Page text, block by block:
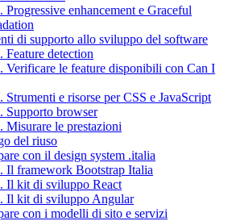
Progressive enhancement e Graceful
di supporto allo sviluppo del software
Feature detection
Verificare le feature disponibili con Can I
Strumenti e risorse per CSS e JavaScript
Supporto browser
Misurare le prestazioni
del riuso
con il design system .italia
Il framework Bootstrap Italia
Il kit di sviluppo React
Il kit di sviluppo Angular
con i modelli di sito e servizi